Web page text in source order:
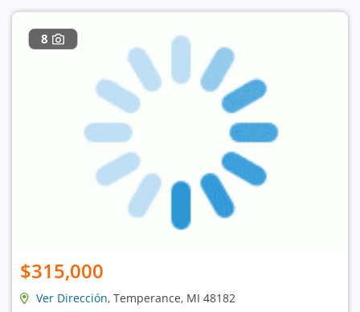
8
$315,000
Ver Dirección, Temperance, MI 48182